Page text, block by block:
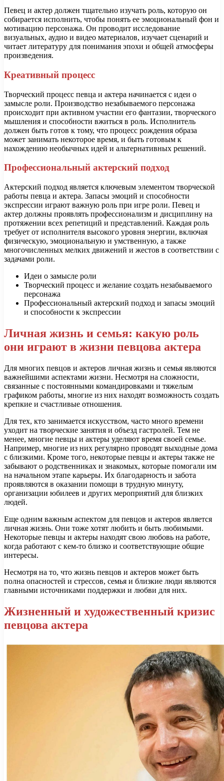
Певец и актер должен тщательно изучать роль, которую он
собирается исполнить, чтобы понять ее эмоциональный фон и
мотивацию персонажа. Он проводит исследование
визуальных, аудио и видео материалов, изучает сценарий и
читает литературу для понимания эпохи и общей атмосферы
произведения.
Креативный процесс
Творческий процесс певца и актера начинается с идеи о
замысле роли. Производство незабываемого персонажа
происходит при активном участии его фантазии, творческого
мышления и способности вжиться в роль. Исполнитель
должен быть готов к тому, что процесс рождения образа
может занимать некоторое время, и быть готовым к
нахождению необычных идей и альтернативных решений.
Профессиональный актерский подход
Актерский подход является ключевым элементом творческой
работы певца и актера. Запасы эмоций и способности
экспрессии играют важную роль при игре роли. Певец и
актер должны проявлять профессионализм и дисциплину на
протяжении всех репетиций и представлений. Каждая роль
требует от исполнителя высокого уровня энергии, включая
физическую, эмоциональную и умственную, а также
многочисленных мелких движений и жестов в соответствии с
задачами роли.
Идеи о замысле роли
Творческий процесс и желание создать незабываемого
персонажа
Профессиональный актерский подход и запасы эмоций
и способности к экспрессии
Личная жизнь и семья: какую роль
они играют в жизни певцова актера
Для многих певцов и актеров личная жизнь и семья являются
важнейшими аспектами жизни. Несмотря на сложности,
связанные с постоянными командировками и тяжелым
графиком работы, многие из них находят возможность создать
крепкие и счастливые отношения.
Для тех, кто занимается искусством, часто много времени
уходит на творческие занятия и объезд гастролей. Тем не
менее, многие певцы и актеры уделяют время своей семье.
Например, многие из них регулярно проводят выходные дома
с близкими. Кроме того, некоторые певцы и актеры также не
забывают о родственниках и знакомых, которые помогали им
на начальном этапе карьеры. Их благодарность и забота
проявляются в оказании помощи в трудную минуту,
организации юбилеев и других мероприятий для близких
людей.
Еще одним важным аспектом для певцов и актеров является
личная жизнь. Они тоже хотят любить и быть любимыми.
Некоторые певцы и актеры находят свою любовь на работе,
когда работают с кем-то близко и соответствующие общие
интересы.
Несмотря на то, что жизнь певцов и актеров может быть
полна опасностей и стрессов, семья и близкие люди являются
главными источниками поддержки и любви для них.
Жизненный и художественный кризис
певцова актера